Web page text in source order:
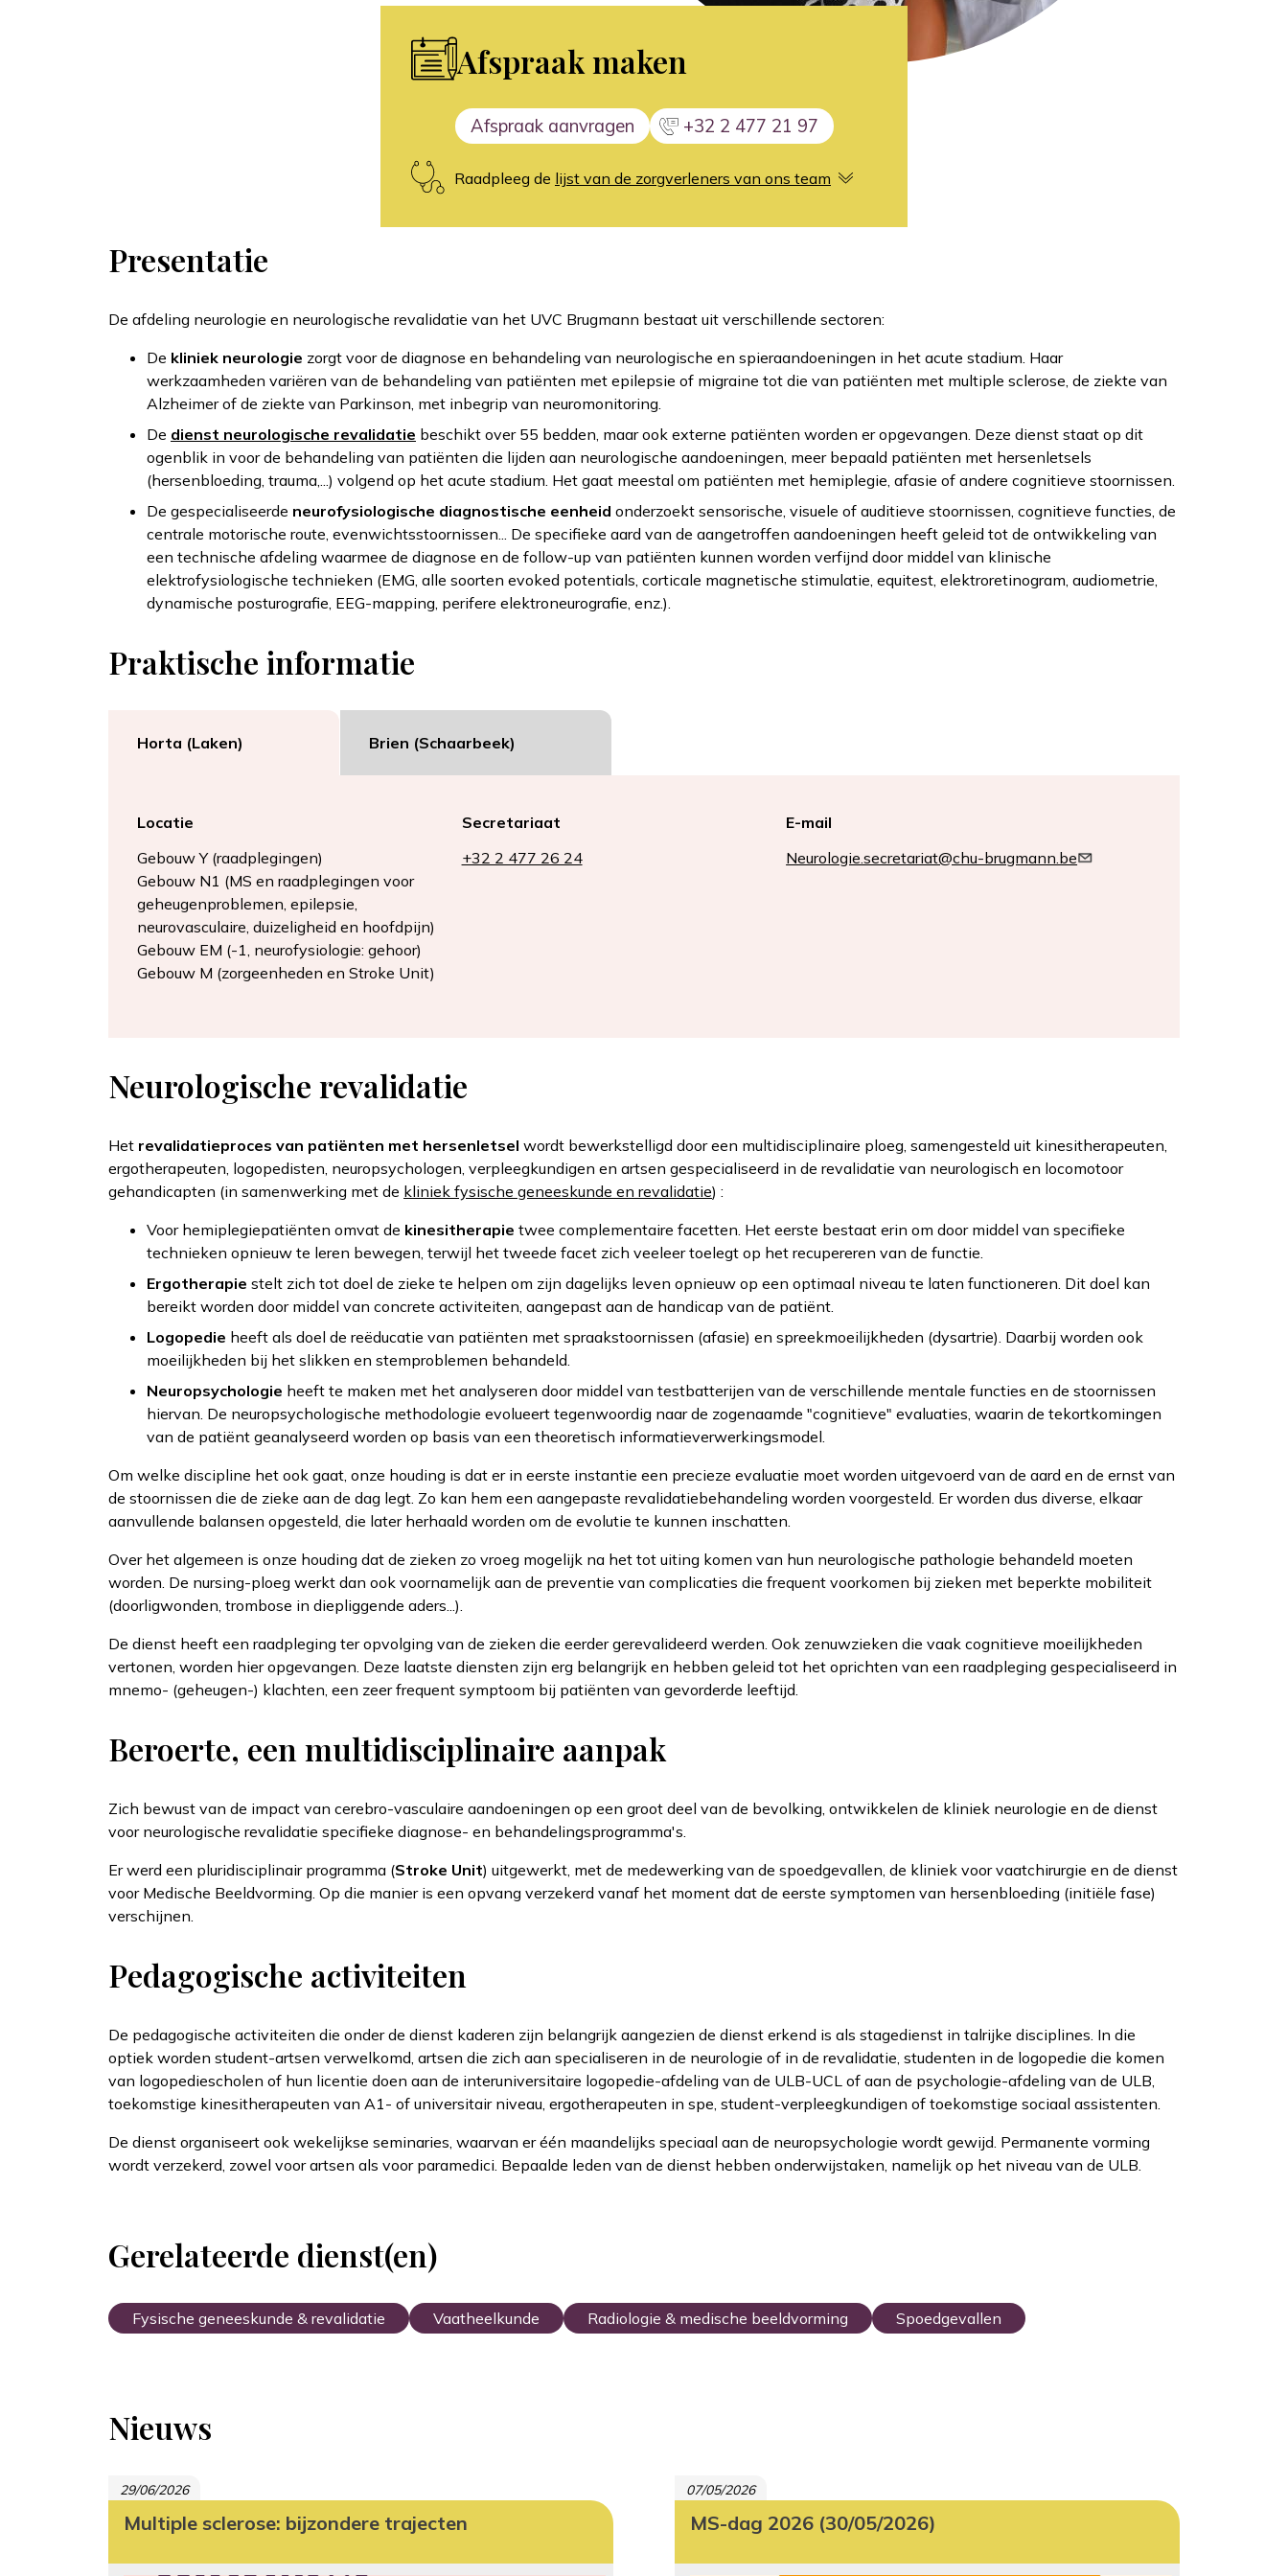
Afspraak maken
Afspraak aanvragen +32 2 477 21 97
Raadpleeg de lijst van de zorgverleners van ons team
Presentatie
De afdeling neurologie en neurologische revalidatie van het UVC Brugmann bestaat uit verschillende sectoren:
De kliniek neurologie zorgt voor de diagnose en behandeling van neurologische en spieraandoeningen in het acute stadium. Haar
werkzaamheden variëren van de behandeling van patiënten met epilepsie of migraine tot die van patiënten met multiple sclerose, de ziekte van
Alzheimer of de ziekte van Parkinson, met inbegrip van neuromonitoring.
De dienst neurologische revalidatie beschikt over 55 bedden, maar ook externe patiënten worden er opgevangen. Deze dienst staat op dit
ogenblik in voor de behandeling van patiënten die lijden aan neurologische aandoeningen, meer bepaald patiënten met hersenletsels
(hersenbloeding, trauma,...) volgend op het acute stadium. Het gaat meestal om patiënten met hemiplegie, afasie of andere cognitieve stoornissen.
De gespecialiseerde neurofysiologische diagnostische eenheid onderzoekt sensorische, visuele of auditieve stoornissen, cognitieve functies, de
centrale motorische route, evenwichtsstoornissen... De specifieke aard van de aangetroffen aandoeningen heeft geleid tot de ontwikkeling van
een technische afdeling waarmee de diagnose en de follow-up van patiënten kunnen worden verfijnd door middel van klinische
elektrofysiologische technieken (EMG, alle soorten evoked potentials, corticale magnetische stimulatie, equitest, elektroretinogram, audiometrie,
dynamische posturografie, EEG-mapping, perifere elektroneurografie, enz.).
Praktische informatie
Horta (Laken) Brien (Schaarbeek)
Locatie
Gebouw Y (raadplegingen)
Gebouw N1 (MS en raadplegingen voor
geheugenproblemen, epilepsie,
neurovasculaire, duizeligheid en hoofdpijn)
Gebouw EM (-1, neurofysiologie: gehoor)
Gebouw M (zorgeenheden en Stroke Unit)
Secretariaat
+32 2 477 26 24
E-mail
Neurologie.secretariat@chu-brugmann.be
Neurologische revalidatie
Het revalidatieproces van patiënten met hersenletsel wordt bewerkstelligd door een multidisciplinaire ploeg, samengesteld uit kinesitherapeuten,
ergotherapeuten, logopedisten, neuropsychologen, verpleegkundigen en artsen gespecialiseerd in de revalidatie van neurologisch en locomotoor
gehandicapten (in samenwerking met de kliniek fysische geneeskunde en revalidatie) :
Voor hemiplegiepatiënten omvat de kinesitherapie twee complementaire facetten. Het eerste bestaat erin om door middel van specifieke
technieken opnieuw te leren bewegen, terwijl het tweede facet zich veeleer toelegt op het recupereren van de functie.
Ergotherapie stelt zich tot doel de zieke te helpen om zijn dagelijks leven opnieuw op een optimaal niveau te laten functioneren. Dit doel kan
bereikt worden door middel van concrete activiteiten, aangepast aan de handicap van de patiënt.
Logopedie heeft als doel de reëducatie van patiënten met spraakstoornissen (afasie) en spreekmoeilijkheden (dysartrie). Daarbij worden ook
moeilijkheden bij het slikken en stemproblemen behandeld.
Neuropsychologie heeft te maken met het analyseren door middel van testbatterijen van de verschillende mentale functies en de stoornissen
hiervan. De neuropsychologische methodologie evolueert tegenwoordig naar de zogenaamde "cognitieve" evaluaties, waarin de tekortkomingen
van de patiënt geanalyseerd worden op basis van een theoretisch informatieverwerkingsmodel.
Om welke discipline het ook gaat, onze houding is dat er in eerste instantie een precieze evaluatie moet worden uitgevoerd van de aard en de ernst van
de stoornissen die de zieke aan de dag legt. Zo kan hem een aangepaste revalidatiebehandeling worden voorgesteld. Er worden dus diverse, elkaar
aanvullende balansen opgesteld, die later herhaald worden om de evolutie te kunnen inschatten.
Over het algemeen is onze houding dat de zieken zo vroeg mogelijk na het tot uiting komen van hun neurologische pathologie behandeld moeten
worden. De nursing-ploeg werkt dan ook voornamelijk aan de preventie van complicaties die frequent voorkomen bij zieken met beperkte mobiliteit
(doorligwonden, trombose in diepliggende aders...).
De dienst heeft een raadpleging ter opvolging van de zieken die eerder gerevalideerd werden. Ook zenuwzieken die vaak cognitieve moeilijkheden
vertonen, worden hier opgevangen. Deze laatste diensten zijn erg belangrijk en hebben geleid tot het oprichten van een raadpleging gespecialiseerd in
mnemo- (geheugen-) klachten, een zeer frequent symptoom bij patiënten van gevorderde leeftijd.
Beroerte, een multidisciplinaire aanpak
Zich bewust van de impact van cerebro-vasculaire aandoeningen op een groot deel van de bevolking, ontwikkelen de kliniek neurologie en de dienst
voor neurologische revalidatie specifieke diagnose- en behandelingsprogramma's.
Er werd een pluridisciplinair programma (Stroke Unit) uitgewerkt, met de medewerking van de spoedgevallen, de kliniek voor vaatchirurgie en de dienst
voor Medische Beeldvorming. Op die manier is een opvang verzekerd vanaf het moment dat de eerste symptomen van hersenbloeding (initiële fase)
verschijnen.
Pedagogische activiteiten
De pedagogische activiteiten die onder de dienst kaderen zijn belangrijk aangezien de dienst erkend is als stagedienst in talrijke disciplines. In die
optiek worden student-artsen verwelkomd, artsen die zich aan specialiseren in de neurologie of in de revalidatie, studenten in de logopedie die komen
van logopediescholen of hun licentie doen aan de interuniversitaire logopedie-afdeling van de ULB-UCL of aan de psychologie-afdeling van de ULB,
toekomstige kinesitherapeuten van A1- of universitair niveau, ergotherapeuten in spe, student-verpleegkundigen of toekomstige sociaal assistenten.
De dienst organiseert ook wekelijkse seminaries, waarvan er één maandelijks speciaal aan de neuropsychologie wordt gewijd. Permanente vorming
wordt verzekerd, zowel voor artsen als voor paramedici. Bepaalde leden van de dienst hebben onderwijstaken, namelijk op het niveau van de ULB.
Gerelateerde dienst(en)
Fysische geneeskunde & revalidatie Vaatheelkunde Radiologie & medische beeldvorming Spoedgevallen
Nieuws
29/06/2026
Multiple sclerose: bijzondere trajecten
07/05/2026
MS-dag 2026 (30/05/2026)